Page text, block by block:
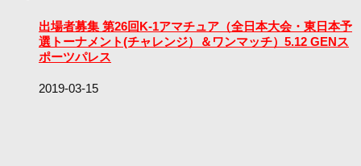
出場者募集 第26回K-1アマチュア（全日本大会・東日本予
選トーナメント(チャレンジ）＆ワンマッチ）5.12 GENス
ポーツパレス
2019-03-15